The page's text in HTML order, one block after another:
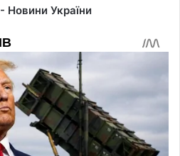
- Новини України